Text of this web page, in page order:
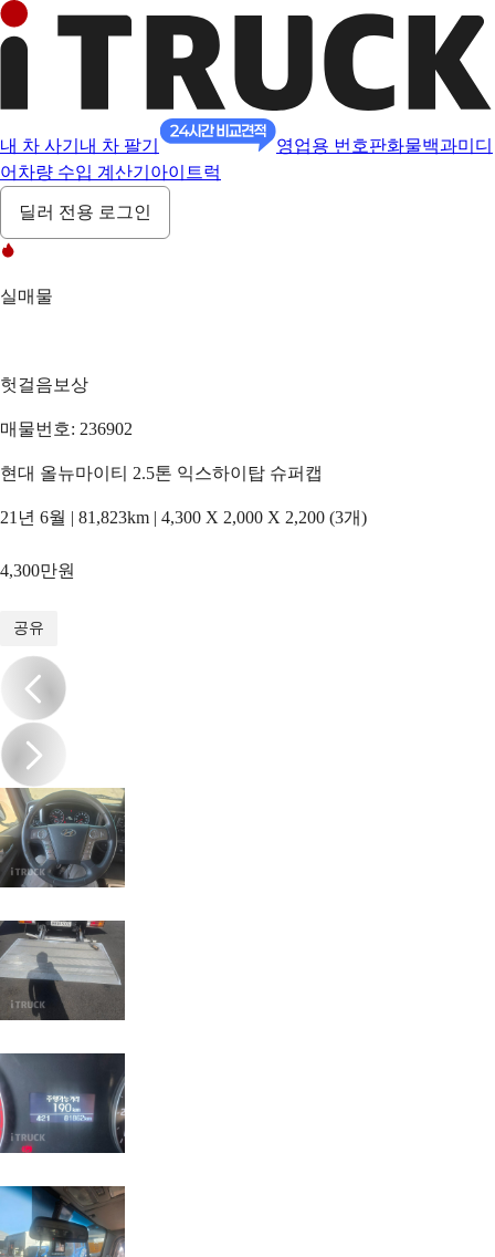
내 차 사기 내 차 팔기 영업용 번호판화물백과미디
어 차량 수입 계산기 아이트럭
딜러 전용 로그인
실매물
헛걸음보상
매물번호: 236902
현대 올뉴마이티 2.5톤 익스하이탑 슈퍼캡
21년 6월 | 81,823km | 4,300 X 2,000 X 2,200 (3개)
4,300만원
공유
/17